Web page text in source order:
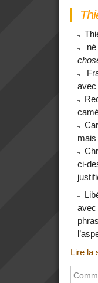
avec
ci-
avec
Lire la